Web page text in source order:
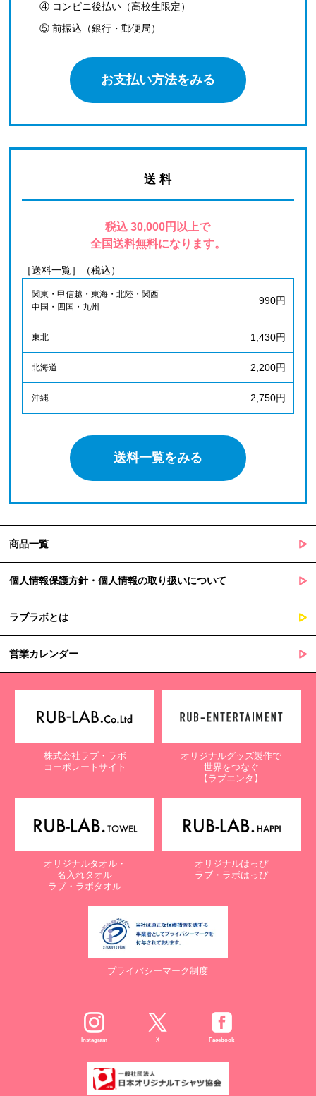
④ コンビニ後払い（高校生限定）
⑤ 前振込（銀行・郵便局）
お支払い方法をみる
送 料
税込 30,000円以上で
全国送料無料になります。
［送料一覧］（税込）
関東・甲信越・東海・北陸・関西
中国・四国・九州
990円
東北 1,430円
北海道 2,200円
沖縄 2,750円
送料一覧をみる
商品一覧
個人情報保護方針・個人情報の取り扱いについて
ラブラボとは
営業カレンダー
株式会社ラブ・ラボ
コーポレートサイト
オリジナルグッズ製作で
世界をつなぐ
【ラブエンタ】
オリジナルタオル・
名入れタオル
ラブ・ラボタオル
オリジナルはっぴ
ラブ・ラボはっぴ
プライバシーマーク制度
Instagram X Facebook